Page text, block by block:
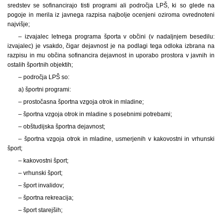
sredstev se sofinancirajo tisti programi ali področja LPŠ, ki so glede na
pogoje in merila iz javnega razpisa najbolje ocenjeni oziroma ovrednoteni
najvišje;
– izvajalec letnega programa športa v občini (v nadaljnjem besedilu:
izvajalec) je vsakdo, čigar dejavnost je na podlagi tega odloka izbrana na
razpisu in mu občina sofinancira dejavnost in uporabo prostora v javnih in
ostalih športnih objektih;
– področja LPŠ so:
a) športni programi:
– prostočasna športna vzgoja otrok in mladine;
– športna vzgoja otrok in mladine s posebnimi potrebami;
– obštudijska športna dejavnost;
– športna vzgoja otrok in mladine, usmerjenih v kakovostni in vrhunski
šport;
– kakovostni šport;
– vrhunski šport;
– šport invalidov;
– športna rekreacija;
– šport starejših;